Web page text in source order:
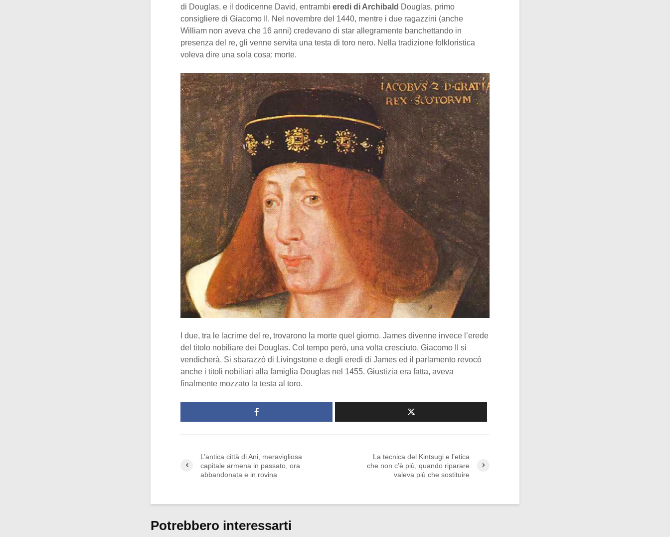
di Douglas, e il dodicenne David, entrambi eredi di Archibald Douglas, primo
consigliere di Giacomo II. Nel novembre del 1440, mentre i due ragazzini (anche
William non aveva che 16 anni) credevano di star allegramente banchettando in
presenza del re, gli venne servita una testa di toro nero. Nella tradizione folkloristica
voleva dire una sola cosa: morte.
I due, tra le lacrime del re, trovarono la morte quel giorno. James divenne invece l’erede
del titolo nobiliare dei Douglas. Col tempo però, una volta cresciuto, Giacomo II si
vendicherà. Si sbarazzò di Livingstone e degli eredi di James ed il parlamento revocò
anche i titoli nobiliari alla famiglia Douglas nel 1455. Giustizia era fatta, aveva
finalmente mozzato la testa al toro.
L’antica città di Ani, meravigliosa
capitale armena in passato, ora
abbandonata e in rovina
La tecnica del Kintsugi e l’etica
che non c’è più, quando riparare
valeva più che sostituire
Potrebbero interessarti